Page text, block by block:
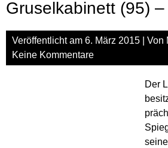
Gruselkabinett (95)
Veröffentlicht am 6. März 2015 | Von
Keine Kommentare
Der